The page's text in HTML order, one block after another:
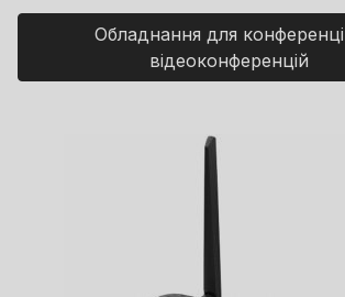
Обладнання для
відеоконференцій